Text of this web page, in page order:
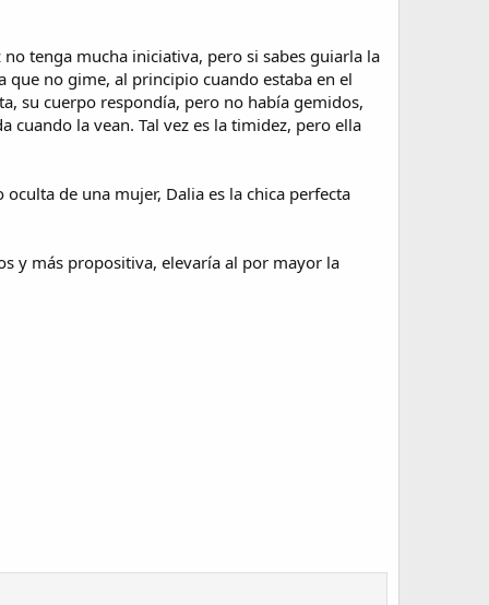
tenga mucha iniciativa, pero si sabes guiarla la
que no gime, al principio cuando estaba en el
su cuerpo respondía, pero no había gemidos,
cuando la vean. Tal vez es la timidez, pero ella
de una mujer, Dalia es la chica perfecta
y más propositiva, elevaría al por mayor la